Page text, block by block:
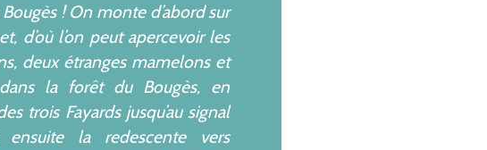
! On monte d’abord sur
d’où l’on peut apercevoir les
deux étranges mamelons et
la forêt du Bougès, en
trois Fayards jusqu’au signal
ensuite la redescente vers